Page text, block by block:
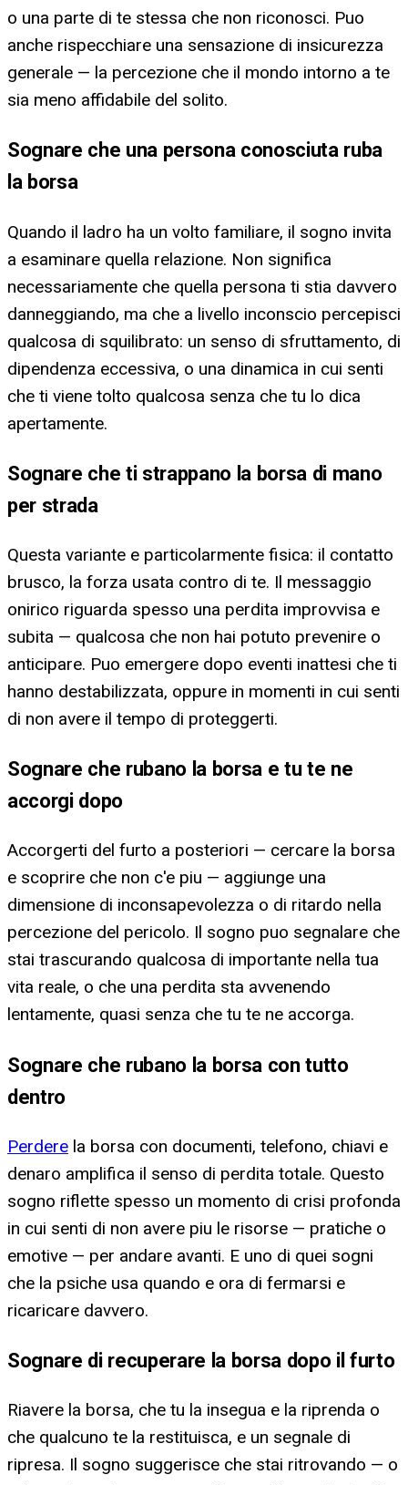
o una parte di te stessa che non riconosci. Puo
anche rispecchiare una sensazione di insicurezza
generale — la percezione che il mondo intorno a te
sia meno affidabile del solito.
Sognare che una persona conosciuta ruba
la borsa
Quando il ladro ha un volto familiare, il sogno invita
a esaminare quella relazione. Non significa
necessariamente che quella persona ti stia davvero
danneggiando, ma che a livello inconscio percepisci
qualcosa di squilibrato: un senso di sfruttamento, di
dipendenza eccessiva, o una dinamica in cui senti
che ti viene tolto qualcosa senza che tu lo dica
apertamente.
Sognare che ti strappano la borsa di mano
per strada
Questa variante e particolarmente fisica: il contatto
brusco, la forza usata contro di te. Il messaggio
onirico riguarda spesso una perdita improvvisa e
subita — qualcosa che non hai potuto prevenire o
anticipare. Puo emergere dopo eventi inattesi che ti
hanno destabilizzata, oppure in momenti in cui senti
di non avere il tempo di proteggerti.
Sognare che rubano la borsa e tu te ne
accorgi dopo
Accorgerti del furto a posteriori — cercare la borsa
e scoprire che non c'e piu — aggiunge una
dimensione di inconsapevolezza o di ritardo nella
percezione del pericolo. Il sogno puo segnalare che
stai trascurando qualcosa di importante nella tua
vita reale, o che una perdita sta avvenendo
lentamente, quasi senza che tu te ne accorga.
Sognare che rubano la borsa con tutto
dentro
Perdere la borsa con documenti, telefono, chiavi e
denaro amplifica il senso di perdita totale. Questo
sogno riflette spesso un momento di crisi profonda
in cui senti di non avere piu le risorse — pratiche o
emotive — per andare avanti. E uno di quei sogni
che la psiche usa quando e ora di fermarsi e
ricaricare davvero.
Sognare di recuperare la borsa dopo il furto
Riavere la borsa, che tu la insegua e la riprenda o
che qualcuno te la restituisca, e un segnale di
ripresa. Il sogno suggerisce che stai ritrovando — o